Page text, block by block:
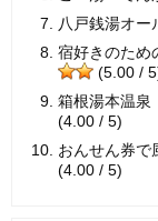
八戸銭湯オー
宿好きのため
(5.00 /
箱根湯本温
(4.00 / 5)
おんせん券で
(4.00 / 5)